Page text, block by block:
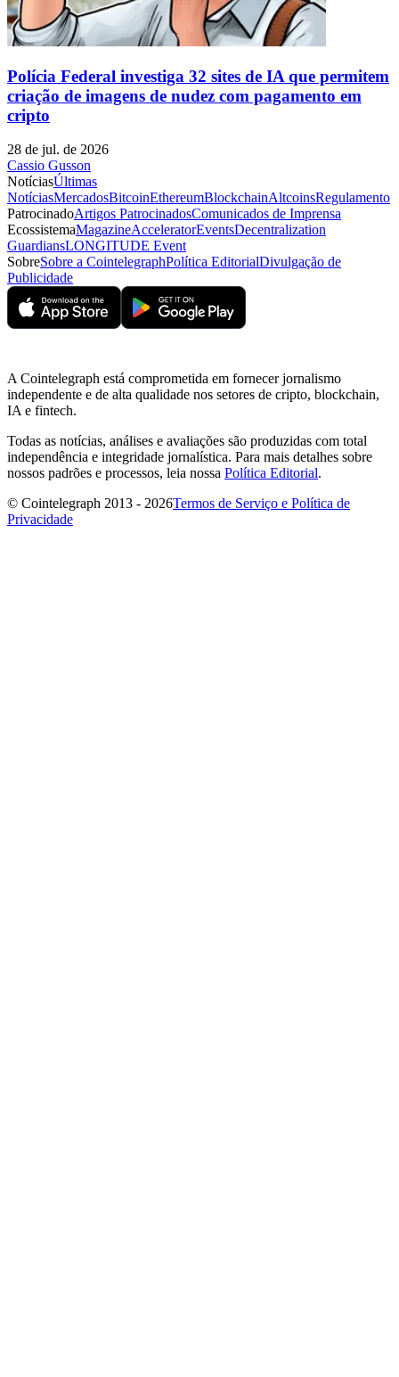
Polícia Federal investiga 32 sites de IA que permitem
criação de imagens de nudez com pagamento em
cripto
28 de jul. de 2026
Cassio Gusson
NotíciasÚltimas
NotíciasMercadosBitcoinEthereumBlockchainAltcoinsRegulamento
PatrocinadoArtigos PatrocinadosComunicados de Imprensa
EcossistemaMagazineAcceleratorEventsDecentralization
GuardiansLONGITUDE Event
SobreSobre a CointelegraphPolítica EditorialDivulgação de
Publicidade
A Cointelegraph está comprometida em fornecer jornalismo
independente e de alta qualidade nos setores de cripto, blockchain,
IA e fintech.
Todas as notícias, análises e avaliações são produzidas com total
independência e integridade jornalística. Para mais detalhes sobre
nossos padrões e processos, leia nossa Política Editorial.
© Cointelegraph 2013 - 2026Termos de Serviço e Política de
Privacidade